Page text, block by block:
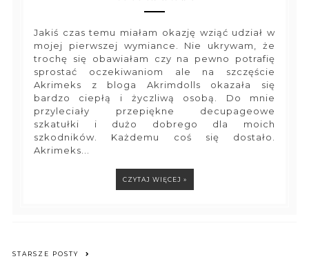
Jakiś czas temu miałam okazję wziąć udział w
mojej pierwszej wymiance. Nie ukrywam, że
trochę się obawiałam czy na pewno potrafię
sprostać oczekiwaniom ale na szczęście
Akrimeks z bloga Akrimdolls okazała się
bardzo ciepłą i życzliwą osobą. Do mnie
przyleciały przepiękne decupageowe
szkatułki i dużo dobrego dla moich
szkodników. Każdemu coś się dostało.
Akrimeks...
CZYTAJ WIĘCEJ »
STARSZE POSTY